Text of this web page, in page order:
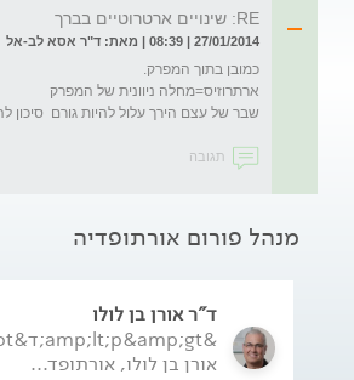
RE: שינויים ארטרוטיים בברך
27/01/2014 | 08:39 | מאת: ד"ר אסא לב-אל
שבר של עצם הירך עלול להיות גורם  סיכון
תגובה
מנהל פורום אורתופדיה
ד"ר אורן בן לולו
אורן בן לולו, אורתופד...